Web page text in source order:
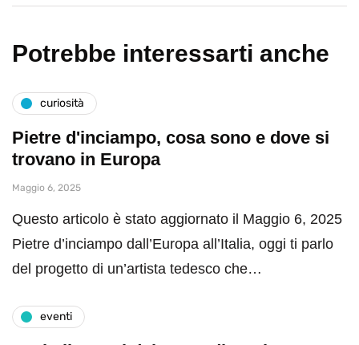
Potrebbe interessarti anche
curiosità
Pietre d'inciampo, cosa sono e dove si
trovano in Europa
Maggio 6, 2025
Questo articolo è stato aggiornato il Maggio 6, 2025
Pietre d’inciampo dall’Europa all’Italia, oggi ti parlo
del progetto di un’artista tedesco che…
eventi